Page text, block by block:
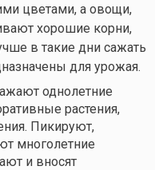
цветами, а овощи,
хорошие корни,
в такие дни сажать
для урожая.
однолетние
растения,
Пикируют,
многолетние
и вносят